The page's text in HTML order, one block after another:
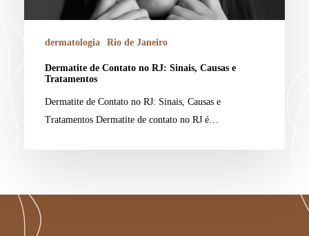
dermatologia Rio de Janeiro
Dermatite de Contato no RJ: Sinais, Causas e
Tratamentos
Dermatite de Contato no RJ: Sinais, Causas e
Tratamentos Dermatite de contato no RJ é…